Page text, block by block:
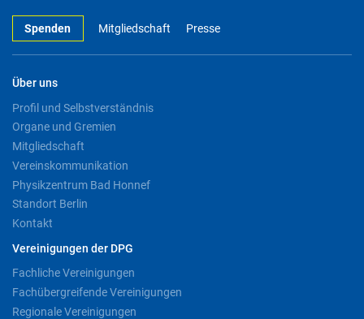
Spenden Mitgliedschaft Presse
Über uns
Profil und Selbstverständnis
Organe und Gremien
Mitgliedschaft
Vereinskommunikation
Physikzentrum Bad Honnef
Standort Berlin
Kontakt
Vereinigungen der DPG
Fachliche Vereinigungen
Fachübergreifende Vereinigungen
Regionale Vereinigungen